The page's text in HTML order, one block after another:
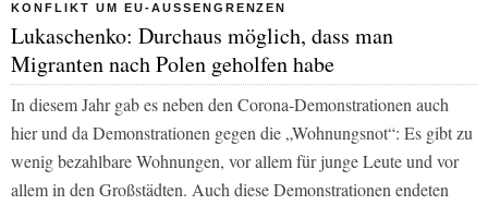
KONFLIKT UM EU-AUSSENGRENZEN
Lukaschenko: Durchaus möglich, dass man
Migranten nach Polen geholfen habe
In diesem Jahr gab es neben den Corona-Demonstrationen auch
hier und da Demonstrationen gegen die „Wohnungsnot“: Es gibt zu
wenig bezahlbare Wohnungen, vor allem für junge Leute und vor
allem in den Großstädten. Auch diese Demonstrationen endeten